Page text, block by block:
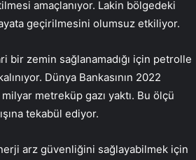
amaçlanıyor. Lakin bölgedeki
geçirilmesini olumsuz etkiliyor.
bir zemin sağlanamadığı için petrolle
Dünya Bankasının 2022
metreküp gazı yaktı. Bu ölçü
tekabül ediyor.
arz güvenliğini sağlayabilmek için